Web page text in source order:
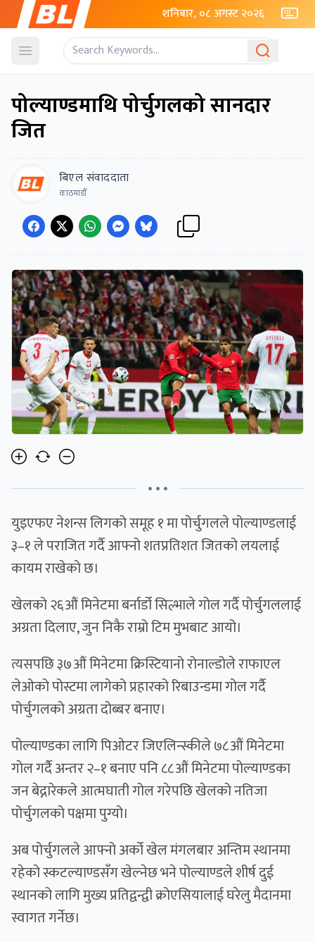
शनिबार, ०८ अगस्ट २०२६
Open menu
पोल्याण्डमाथि पोर्चुगलको सानदार
जित
बिएल संवाददाता
काठमाडाैँ
• • •
युइएफए नेशन्स लिगको समूह १ मा पोर्चुगलले पोल्याण्डलाई
३–१ ले पराजित गर्दै आफ्नो शतप्रतिशत जितको लयलाई
कायम राखेको छ।
खेलको २६औं मिनेटमा बर्नार्डो सिल्भाले गोल गर्दै पोर्चुगललाई
अग्रता दिलाए, जुन निकै राम्रो टिम मुभबाट आयो।
त्यसपछि ३७औं मिनेटमा क्रिस्टियानो रोनाल्डोले राफाएल
लेओको पोस्टमा लागेको प्रहारको रिबाउन्डमा गोल गर्दै
पोर्चुगलको अग्रता दोब्बर बनाए।
पोल्याण्डका लागि पिओटर जिएलिन्स्कीले ७८औं मिनेटमा
गोल गर्दै अन्तर २–१ बनाए पनि ८८औं मिनेटमा पोल्याण्डका
जन बेद्नारेकले आत्मघाती गोल गरेपछि खेलको नतिजा
पोर्चुगलको पक्षमा पुग्यो।
अब पोर्चुगलले आफ्नो अर्को खेल मंगलबार अन्तिम स्थानमा
रहेको स्कटल्याण्डसँग खेल्नेछ भने पोल्याण्डले शीर्ष दुई
स्थानको लागि मुख्य प्रतिद्वन्द्वी क्रोएसियालाई घरेलु मैदानमा
स्वागत गर्नेछ।